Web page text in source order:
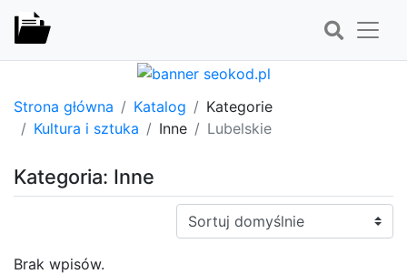
Strona główna Katalog
Kategorie
Kultura i sztuka
Inne Lubelskie
Kategoria: Inne
Sortuj:
Brak wpisów.